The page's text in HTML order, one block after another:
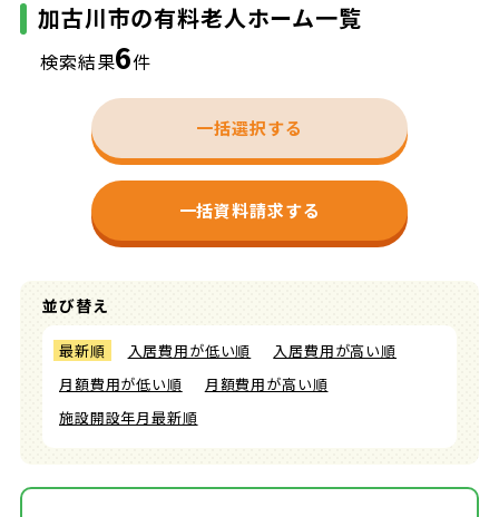
加古川市の有料老人ホーム一覧
検索結果6件
一括選択する
一括資料請求する
並び替え
最新順 入居費用が低い順
入居費用が高い順
月額費用が低い順
月額費用が高い順
施設開設年月最新順